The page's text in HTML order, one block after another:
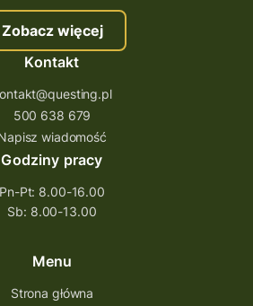
Stefan Żeromski
Rzeszów
questy świętokrzyskie
questuj z nami
questingwyprawa po skarb
współpracy
Questing Łódzkie
Zobacz więcej
Kontakt
500 638 679
wiadomość
Godziny pracy
Pn-Pt: 8.00-16.00
Sb: 8.00-13.00
Menu
Strona główna